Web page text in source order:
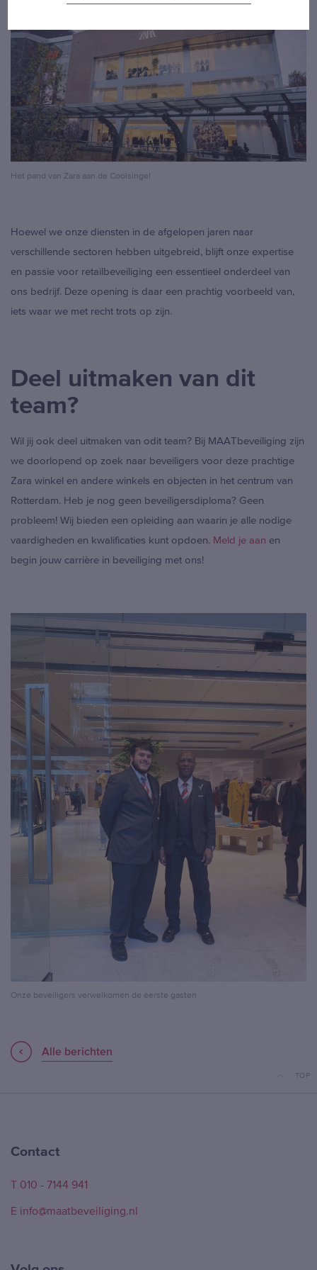
– NEDERLANDS
DEUTSCHLAND
INTERNATIONAL
Het pand van Zara aan de Coolsingel
Hoewel we onze diensten in de afgelopen jaren naar
verschillende sectoren hebben uitgebreid, blijft onze expertise
en passie voor retailbeveiliging een essentieel onderdeel van
ons bedrijf. Deze opening is daar een prachtig voorbeeld van,
iets waar we met recht trots op zijn.
Deel uitmaken van dit
team?
Wil jij ook deel uitmaken van odit team? Bij MAATbeveiliging zijn
we doorlopend op zoek naar beveiligers voor deze prachtige
Zara winkel en andere winkels en objecten in het centrum van
Rotterdam. Heb je nog geen beveiligersdiploma? Geen
probleem! Wij bieden een opleiding aan waarin je alle nodige
vaardigheden en kwalificaties kunt opdoen. Meld je aan en
begin jouw carrière in beveiliging met ons!
Onze beveiligers verwelkomen de eerste gasten
Alle berichten
TOP
Contact
T 010 - 7144 941
E info@maatbeveiliging.nl